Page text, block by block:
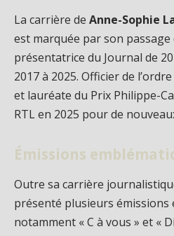
La carrière de Anne-Sophie
est marquée par son
présentatrice du Journal de
2017 à 2025. Officier de
et lauréate du Prix Philippe-
RTL en 2025 pour de
Émissions
Outre sa carrière
présenté plusieurs émissions
notamment « C à vous » et «